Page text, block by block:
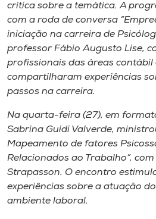
crítica sobre a temática. A
com a roda de conversa
iniciação na carreira de
professor Fábio Augusto Lise,
profissionais das áreas contábil
compartilharam experiências
passos na carreira.
Na quarta-feira (27), em
Sabrina Guidi Valverde,
Mapeamento de fatores
Relacionados ao Trabalho”,
Strapasson. O encontro
experiências sobre a atuação
ambiente laboral.